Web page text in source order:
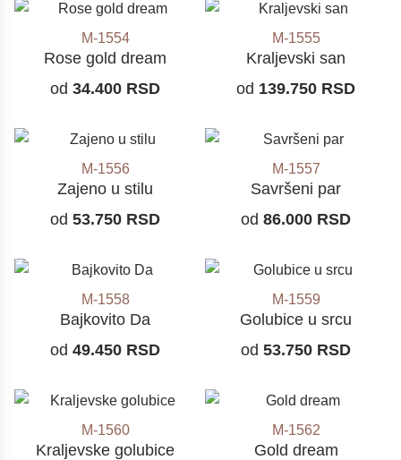
M-1554
Rose gold dream
od 34.400 RSD
M-1555
Kraljevski san
od 139.750 RSD
M-1556
Zajeno u stilu
od 53.750 RSD
M-1557
Savršeni par
od 86.000 RSD
M-1558
Bajkovito Da
od 49.450 RSD
M-1559
Golubice u srcu
od 53.750 RSD
M-1560
Kraljevske golubice
M-1562
Gold dream